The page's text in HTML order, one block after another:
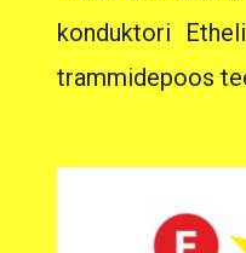
konduktori
trammidepoos